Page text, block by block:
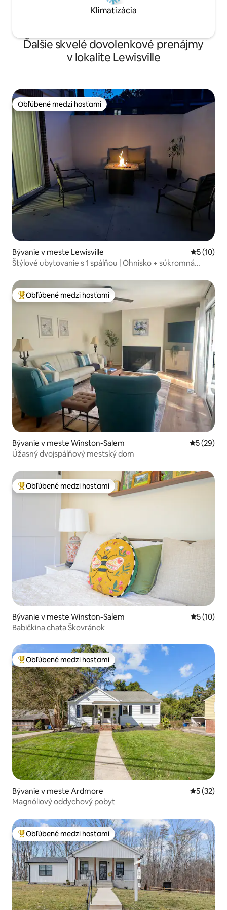
Klimatizácia
Ďalšie skvelé dovolenkové prenájmy
v lokalite Lewisville
Obľúbené medzi hosťami
Obľúbené medzi hosťami
Bývanie v meste Lewisville
5 (10)
Štýlové ubytovanie s 1 spálňou | Ohnisko + súkromná
Najobľúbenejšie medzi hosťami
Obľúbené medzi hosťami
Bývanie v meste Winston-Salem
5 (29)
Úžasný dvojspálňový mestský dom
Najobľúbenejšie medzi hosťami
Obľúbené medzi hosťami
Bývanie v meste Winston-Salem
5 (10)
Babičkina chata Škovránok
Najobľúbenejšie medzi hosťami
Obľúbené medzi hosťami
Bývanie v meste Ardmore
5 (32)
Magnóliový oddychový pobyt
Najobľúbenejšie medzi hosťami
Obľúbené medzi hosťami